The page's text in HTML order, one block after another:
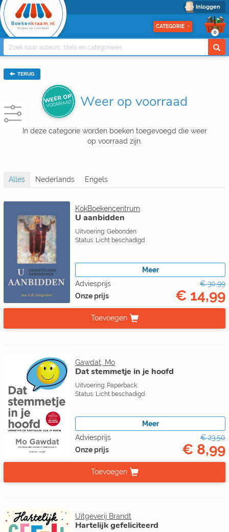
Inloggen
Boeken kraam.nl
Stapel op voordeel CATEGORIE
0
TERUG
WEER OP
VOORRAAD Weer op voorraad
In deze categorie worden boeken toegevoegd die weer
op voorraad zijn.
KokBoekencentrum
U aanbidden
Uitvoering: Gebonden
Status: Licht beschadigd
Meer
Adviesprijs
€ 30,99
Onze prijs
€ 14,99
Toevoegen
Gawdat, Mo
Dat stemmetje in je hoofd
Uitvoering: Paperback
Status: Licht beschadigd
Meer
Adviesprijs
€ 23,50
Onze prijs
€ 8,99
Toevoegen
Uitgeverij Brandt
Hartelijk gefeliciteerd